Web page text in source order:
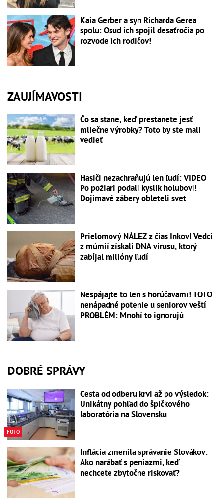
Kaia Gerber a syn Richarda Gerea
spolu: Osud ich spojil desaťročia po
rozvode ich rodičov!
ZAUJÍMAVOSTI
Čo sa stane, keď prestanete jesť
mliečne výrobky? Toto by ste mali
vedieť
Hasiči nezachraňujú len ľudí: VIDEO
Po požiari podali kyslík holubovi!
Dojímavé zábery obleteli svet
Prielomový NÁLEZ z čias Inkov! Vedci
z múmií získali DNA vírusu, ktorý
zabíjal milióny ľudí
Nespájajte to len s horúčavami! TOTO
nenápadné potenie u seniorov veští
PROBLÉM: Mnohí to ignorujú
DOBRÉ SPRÁVY
FOTO
Cesta od odberu krvi až po výsledok:
Unikátny pohľad do špičkového
laboratória na Slovensku
Inflácia zmenila správanie Slovákov:
Ako narábať s peniazmi, keď
nechcete zbytočne riskovať?